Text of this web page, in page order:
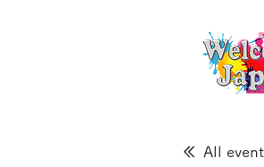
All